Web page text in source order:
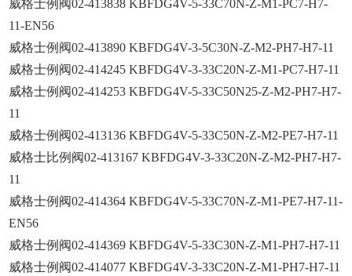
威格士例阀02-413838 KBFDG4V-5-33C70N-Z-M1-PC7-H7-
11-EN56
威格士例阀02-413890 KBFDG4V-3-5C30N-Z-M2-PH7-H7-11
威格士例阀02-414245 KBFDG4V-3-33C20N-Z-M1-PC7-H7-11
威格士例阀02-414253 KBFDG4V-5-33C50N25-Z-M2-PH7-H7-
11
威格士例阀02-413136 KBFDG4V-5-33C50N-Z-M2-PE7-H7-11
威格士比例阀02-413167 KBFDG4V-3-33C20N-Z-M2-PH7-H7-
11
威格士例阀02-414364 KBFDG4V-5-33C70N-Z-M1-PE7-H7-11-
EN56
威格士例阀02-414369 KBFDG4V-5-33C30N-Z-M1-PH7-H7-11
威格士例阀02-414077 KBFDG4V-3-33C20N-Z-M1-PH7-H7-11